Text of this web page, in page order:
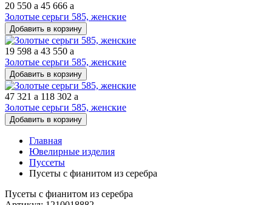
20 550 a 45 666 a
Золотые серьги 585, женские
Добавить в корзину
19 598 a 43 550 a
Золотые серьги 585, женские
Добавить в корзину
47 321 a 118 302 a
Золотые серьги 585, женские
Добавить в корзину
Главная
Ювелирные изделия
Пуссеты
Пусеты с фианитом из серебра
Пусеты с фианитом из серебра